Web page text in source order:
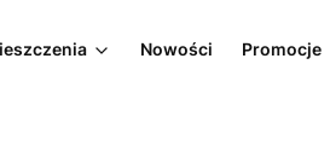
Nowości Promocje